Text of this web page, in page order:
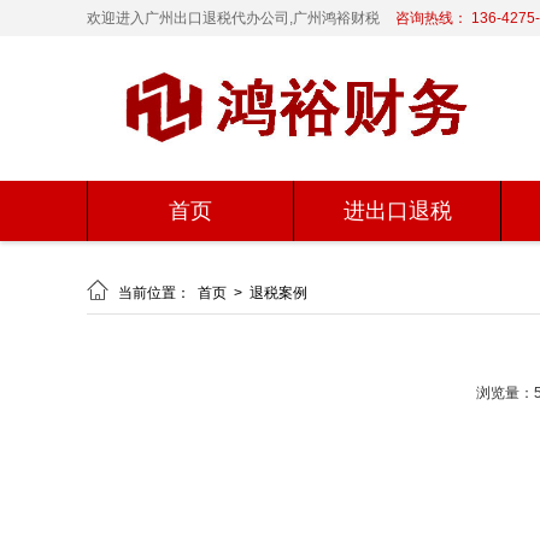
欢迎进入广州出口退税代办公司,广州鸿裕财税 咨询热线： 136-
首页 进出口退税
 当前位置： 首页 > 退税案例
浏览量：